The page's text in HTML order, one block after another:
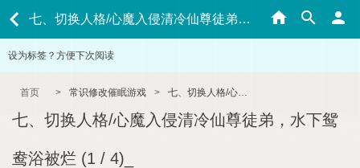
七、切换人格/心魔入侵清冷仙尊徒弟，水下鸳鸯浴被烂 (1 / 4)_
设为标签？方便下次阅读
首页 > 常识修改催眠游戏 > 七、切换人格/心魔入侵清冷仙尊徒弟，水下鸳鸯浴被烂 (1 / 4)_
七、切换人格/心魔入侵清冷仙尊徒弟，水下鸳
鸯浴被烂 (1 / 4)_